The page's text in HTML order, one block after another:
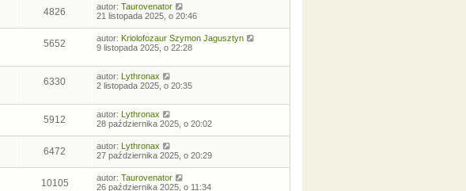
4826 autor: Taurovenator
21 listopada 2025, o 20:46
5652 autor: Kriolofozaur Szymon Jagusztyn
9 listopada 2025, o 22:28
6330 autor: Lythronax
2 listopada 2025, o 20:35
5912 autor: Lythronax
28 października 2025, o 20:02
6472 autor: Lythronax
27 października 2025, o 20:29
10105 autor: Taurovenator
26 października 2025, o 11:34